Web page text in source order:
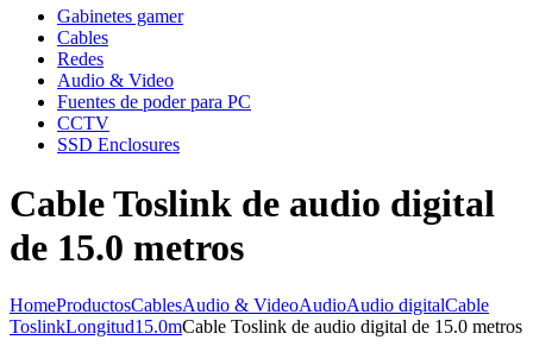
Gabinetes gamer
Cables
Redes
Audio & Video
Fuentes de poder para PC
CCTV
SSD Enclosures
Cable Toslink de audio digital
de 15.0 metros
HomeProductosCablesAudio & VideoAudioAudio digitalCable
ToslinkLongitud15.0mCable Toslink de audio digital de 15.0 metros